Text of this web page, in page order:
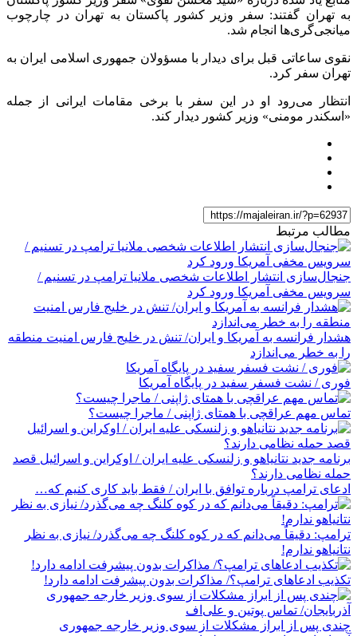
به تهران گفتند: سفر وزیر کشور پاکستان به تهران در چارچوب
میانجی‌گری‌ها انجام شد.
نقوی ساعاتی قبل برای دیدار با مسؤولان جمهوری اسلامی ایران به
تهران سفر کرد.
انتظار می‌رود او در این سفر با برخی مقامات ایرانی از جمله
«اسکندر مومنی» وزیر کشور دیدار کند.
مطالب مرتبط
جنجال‌سازی انتشار اطلاعات شخصی ملانیا ترامپ در تسنیم /
سرویس مخفی آمریکا ورود کرد
هشدار فرانسه به آمریکا و ایران/ تنش در خلیج فارس امنیت منطقه
را به خطر می‌اندازد
فوری / نشت فسفر سفید در پایگاه آمریکا
تماس مهم عراقچی با همتای ژاپنی / ماجرا چیست؟
برنامه جدید نتانیاهو و زلنسکی علیه ایران / اوکراین و اسرائیل قصد
حمله نظامی دارند؟
ادعای ترامپ درباره توافق با ایران / فقط باید کاری کنیم که…
ترامپ: دقیقاً می‌دانم که در کوه کلنگ چه می‌گذرد/ نیازی به نظر
نتانیاهو ندارم!
تکذیب ادعاهای ترامپ؟/ مذاکرات بدون پیشرفت ادامه دارد!
چندی پس از ابراز مشکلات از سوی وزیر خارجه جمهوری